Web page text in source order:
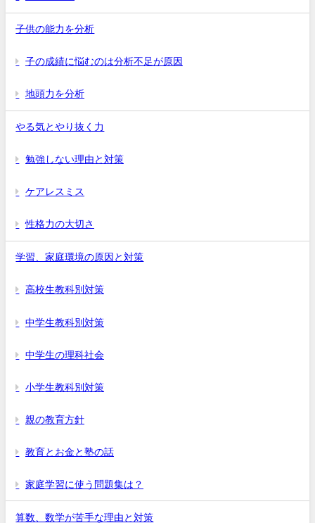
子供の能力を分析
子の成績に悩むのは分析不足が原因
地頭力を分析
やる気とやり抜く力
勉強しない理由と対策
ケアレスミス
性格力の大切さ
学習、家庭環境の原因と対策
高校生教科別対策
中学生教科別対策
中学生の理科社会
小学生教科別対策
親の教育方針
教育とお金と塾の話
家庭学習に使う問題集は？
算数、数学が苦手な理由と対策